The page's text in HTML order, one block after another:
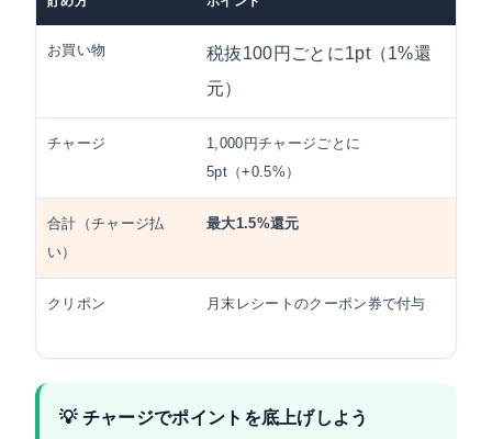
お買い物
税抜100円ごとに1pt（1%還
元）
チャージ
1,000円チャージごとに
5pt（+0.5%）
合計（チャージ払
い）
最大1.5%還元
クリポン 月末レシートのクーポン券で付与
💡 チャージでポイントを底上げしよう